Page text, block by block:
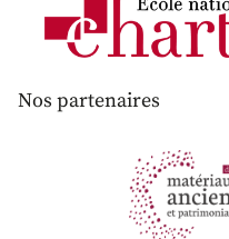
Nos partenaires